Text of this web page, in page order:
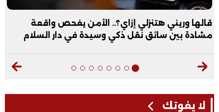
قالها وريني هتنزلي إزاي؟.. الأمن يفحص واقعة
مشادة بين سائق نقل ذكي وسيدة في دار السلام
لا يفوتك